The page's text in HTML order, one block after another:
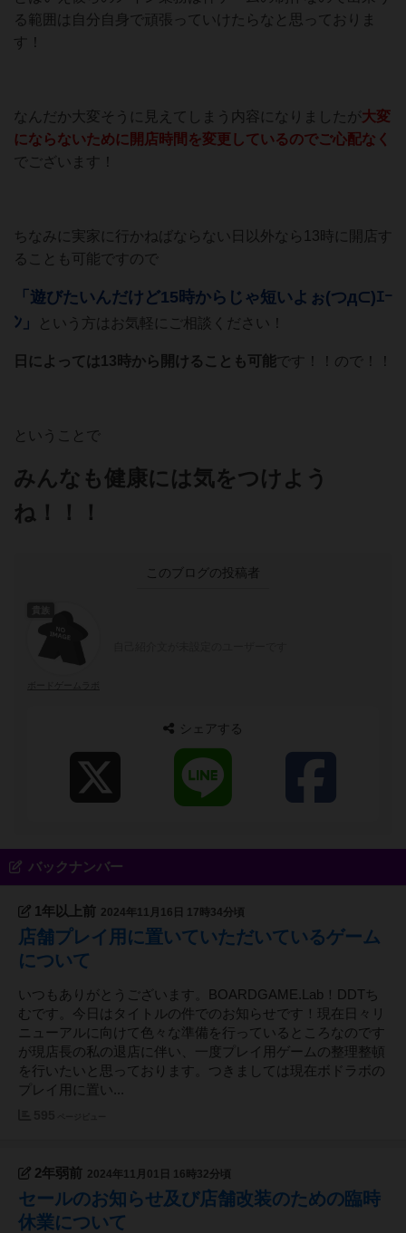
る範囲は自分自身で頑張っていけたらなと思っておりま
す！
なんだか大変そうに見えてしまう内容になりましたが大変
にならないために開店時間を変更しているのでご心配なく
でございます！
ちなみに実家に行かねばならない日以外なら13時に開店す
ることも可能ですので
「遊びたいんだけど15時からじゃ短いよぉ(つд⊂)ｴｰ
ﾝ」
という方はお気軽にご相談ください！
日によっては13時から開けることも可能です！！ので！！
ということで
みんなも健康には気をつけよう
ね！！！
このブログの投稿者
シェアする
バックナンバー
1年以上前 2024年11月16日 17時34分頃
店舗プレイ用に置いていただいているゲーム
について
いつもありがとうございます。BOARDGAME.Lab！DDTち
むです。今日はタイトルの件でのお知らせです！現在日々リ
ニューアルに向けて色々な準備を行っているところなのです
が現店長の私の退店に伴い、一度プレイ用ゲームの整理整頓
を行いたいと思っております。つきましては現在ボドラボの
プレイ用に置い...
2年弱前 2024年11月01日 16時32分頃
セールのお知らせ及び店舗改装のための臨時
休業について